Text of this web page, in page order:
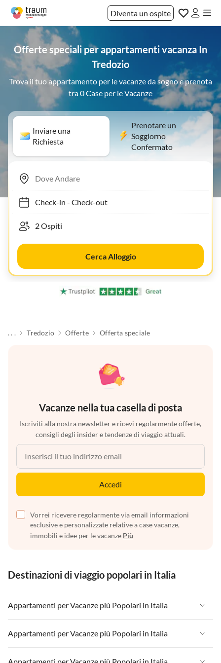
Diventa un ospite
Offerte speciali per appartamenti vacanza In
Tredozio
Trova il tuo appartamento per le vacanze da sogno e prenota
tra 0 Case per le Vacanze
Inviare una
Richiesta
Prenotare un
Soggiorno
Confermato
Check-in- Check-out
Cerca Alloggio
. . . Tredozio Offerte Offerta speciale
Vacanze nella tua casella di posta
Iscriviti alla nostra newsletter e ricevi regolarmente offerte,
consigli degli insider e tendenze di viaggio attuali.
Accedi
Vorrei ricevere regolarmente via email informazioni
esclusive e personalizzate relative a case vacanze,
immobili e idee per le vacanze Più
Destinazioni di viaggio popolari in Italia
Appartamenti per Vacanze più Popolari in Italia
Appartamenti per Vacanze in Italia
Appartamenti per Vacanze in Liguria
Appartamenti per Vacanze più Popolari in Italia
Appartamenti per Vacanze in Italia